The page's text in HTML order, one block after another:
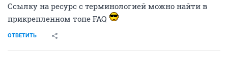
Ссылку на ресурс с терминологией можно найти в
прикрепленном топе FAQ
ОТВЕТИТЬ